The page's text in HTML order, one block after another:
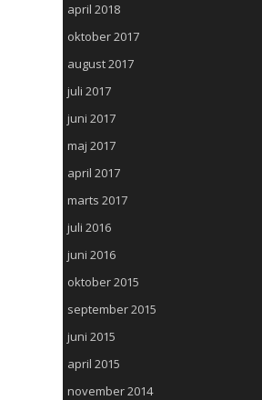
april 2018
oktober 2017
august 2017
juli 2017
juni 2017
maj 2017
april 2017
marts 2017
juli 2016
juni 2016
oktober 2015
september 2015
juni 2015
april 2015
november 2014